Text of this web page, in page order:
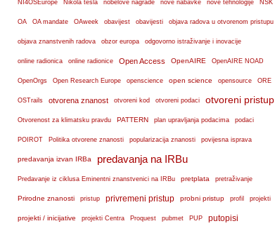
NI4OSEurope Nikola tesla nobelove nagrade nove nabavke nove tehnologije NSK
OA OA mandate OAweek obavijest obavijesti objava radova u otvorenom pristupu
objava znanstvenih radova obzor europa odgovorno istraživanje i inovacije
online radionica online radionice Open Access OpenAIRE OpenAIRE NOAD
OpenOrgs Open Research Europe openscience open science opensource ORE
OSTrails otvorena znanost otvoreni kod otvoreni podaci otvoreni pristup
Otvorenost za klimatsku pravdu PATTERN plan upravljanja podacima podaci
POIROT Politika otvorene znanosti popularizacija znanosti povijesna isprava
predavanja izvan IRBa predavanja na IRBu
Predavanje iz ciklusa Eminentni znanstvenici na IRBu pretplata pretraživanje
Prirodne znanosti pristup privremeni pristup probni pristup profil projekti
projekti / inicijative projekti Centra Proquest pubmet PUP putopisi